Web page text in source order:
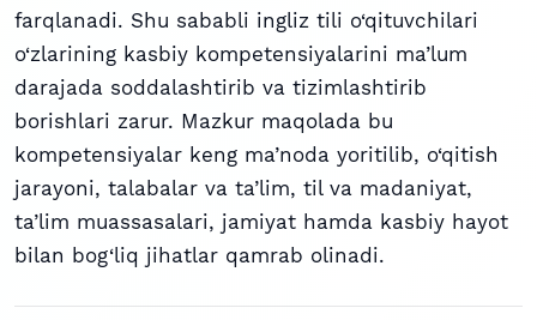
farqlanadi. Shu sababli ingliz tili o‘qituvchilari
o‘zlarining kasbiy kompetensiyalarini ma’lum
darajada soddalashtirib va tizimlashtirib
borishlari zarur. Mazkur maqolada bu
kompetensiyalar keng ma’noda yoritilib, o‘qitish
jarayoni, talabalar va ta’lim, til va madaniyat,
ta’lim muassasalari, jamiyat hamda kasbiy hayot
bilan bog‘liq jihatlar qamrab olinadi.